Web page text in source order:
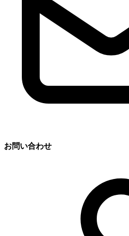
お問い合わせ